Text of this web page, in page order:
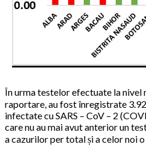
În urma testelor efectuate la nivel
raportare, au fost înregistrate
infectate cu SARS – CoV – 2
care nu au mai avut anterior un
a cazurilor per total și a celor noi